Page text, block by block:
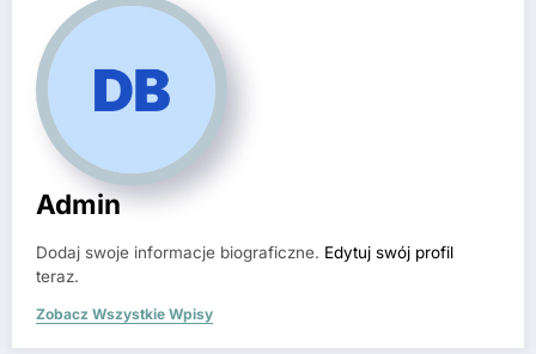
Admin
Dodaj swoje informacje biograficzne. Edytuj swój profil
teraz.
Zobacz Wszystkie Wpisy